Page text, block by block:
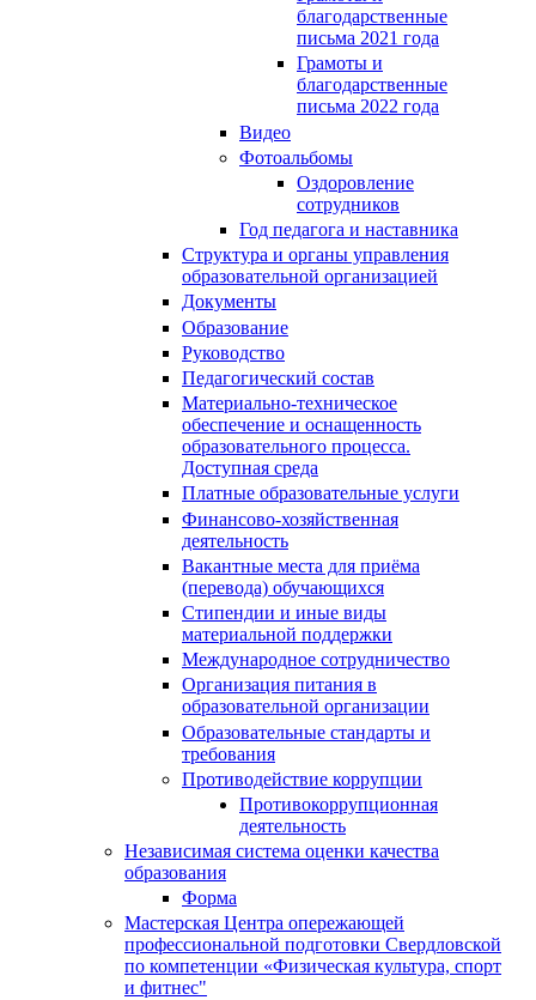
благодарственные
письма 2021 года
Грамоты и
благодарственные
письма 2022 года
Видео
Фотоальбомы
Оздоровление
сотрудников
Год педагога и наставника
Структура и органы управления
образовательной организацией
Документы
Образование
Руководство
Педагогический состав
Материально-техническое
обеспечение и оснащенность
образовательного процесса.
Доступная среда
Платные образовательные услуги
Финансово-хозяйственная
деятельность
Вакантные места для приёма
(перевода) обучающихся
Стипендии и иные виды
материальной поддержки
Международное сотрудничество
Организация питания в
образовательной организации
Образовательные стандарты и
требования
Противодействие коррупции
Противокоррупционная
деятельность
Независимая система оценки качества
образования
Форма
Мастерская Центра опережающей
профессиональной подготовки Свердловской
по компетенции «Физическая культура, спорт
и фитнес"